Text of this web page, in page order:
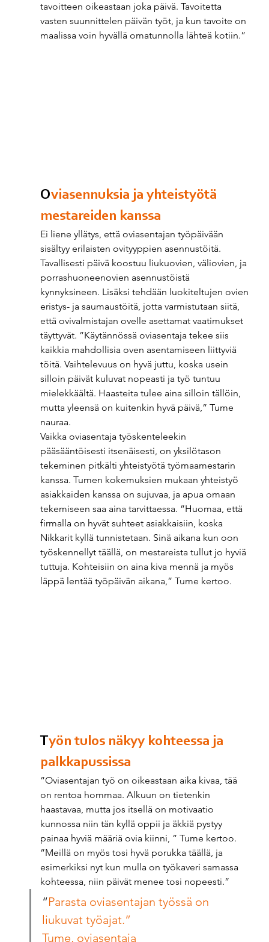
tavoitteen oikeastaan joka päivä. Tavoitetta
vasten suunnittelen päivän työt, ja kun tavoite on
maalissa voin hyvällä omatunnolla lähteä kotiin.”
Oviasennuksia ja yhteistyötä
mestareiden kanssa
Ei liene yllätys, että oviasentajan työpäivään
sisältyy erilaisten ovityyppien asennustöitä.
Tavallisesti päivä koostuu liukuovien, väliovien, ja
porrashuoneenovien asennustöistä
kynnyksineen. Lisäksi tehdään luokiteltujen ovien
eristys- ja saumaustöitä, jotta varmistutaan siitä,
että ovivalmistajan ovelle asettamat vaatimukset
täyttyvät. ”Käytännössä oviasentaja tekee siis
kaikkia mahdollisia oven asentamiseen liittyviä
töitä. Vaihtelevuus on hyvä juttu, koska usein
silloin päivät kuluvat nopeasti ja työ tuntuu
mielekkäältä. Haasteita tulee aina silloin tällöin,
mutta yleensä on kuitenkin hyvä päivä,” Tume
nauraa.
Vaikka oviasentaja työskenteleekin
pääsääntöisesti itsenäisesti, on yksilötason
tekeminen pitkälti yhteistyötä työmaamestarin
kanssa. Tumen kokemuksien mukaan yhteistyö
asiakkaiden kanssa on sujuvaa, ja apua omaan
tekemiseen saa aina tarvittaessa. ”Huomaa, että
firmalla on hyvät suhteet asiakkaisiin, koska
Nikkarit kyllä tunnistetaan. Sinä aikana kun oon
työskennellyt täällä, on mestareista tullut jo hyviä
tuttuja. Kohteisiin on aina kiva mennä ja myös
läppä lentää työpäivän aikana,” Tume kertoo.
Työn tulos näkyy kohteessa ja
palkkapussissa
”Oviasentajan työ on oikeastaan aika kivaa, tää
on rentoa hommaa. Alkuun on tietenkin
haastavaa, mutta jos itsellä on motivaatio
kunnossa niin tän kyllä oppii ja äkkiä pystyy
painaa hyviä määriä ovia kiinni, ” Tume kertoo.
”Meillä on myös tosi hyvä porukka täällä, ja
esimerkiksi nyt kun mulla on työkaveri samassa
kohteessa, niin päivät menee tosi nopeesti.”
“Parasta oviasentajan työssä on
liukuvat työajat.”
Tume, oviasentaja